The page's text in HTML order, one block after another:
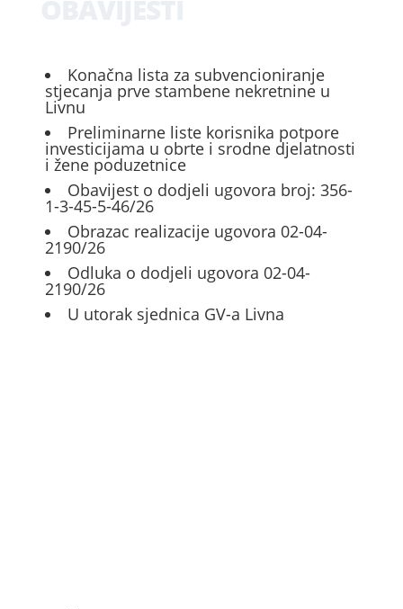
Konačna lista za subvencioniranje
stjecanja prve stambene nekretnine u
Livnu
Preliminarne liste korisnika potpore
investicijama u obrte i srodne djelatnosti
i žene poduzetnice
Obavijest o dodjeli ugovora broj: 356-
1-3-45-5-46/26
Obrazac realizacije ugovora 02-04-
2190/26
Odluka o dodjeli ugovora 02-04-
2190/26
U utorak sjednica GV-a Livna